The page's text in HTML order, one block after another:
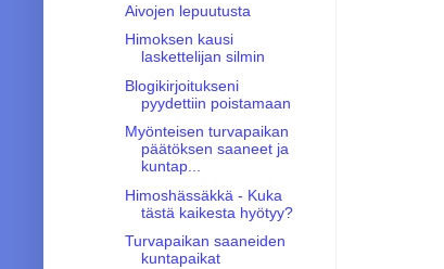
Aivojen lepuutusta
Himoksen kausi
laskettelijan silmin
Blogikirjoitukseni
pyydettiin poistamaan
Myönteisen turvapaikan
päätöksen saaneet ja
kuntap...
Himoshässäkkä - Kuka
tästä kaikesta hyötyy?
Turvapaikan saaneiden
kuntapaikat